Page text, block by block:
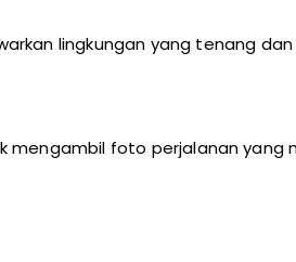
lingkungan yang tenang
foto perjalanan yang